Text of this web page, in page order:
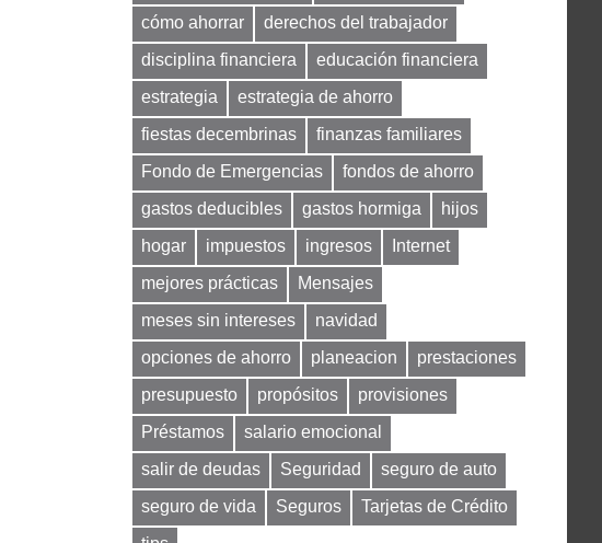
cómo ahorrar
derechos del trabajador
disciplina financiera
educación financiera
estrategia
estrategia de ahorro
fiestas decembrinas
finanzas familiares
Fondo de Emergencias
fondos de ahorro
gastos deducibles
gastos hormiga
hijos
hogar
impuestos ingresos
Internet
mejores prácticas
Mensajes
meses sin intereses
navidad
opciones de ahorro
planeacion
prestaciones
presupuesto
propósitos
provisiones
Préstamos
salario emocional
salir de deudas
Seguridad
seguro de auto
seguro de vida
Seguros
Tarjetas de Crédito